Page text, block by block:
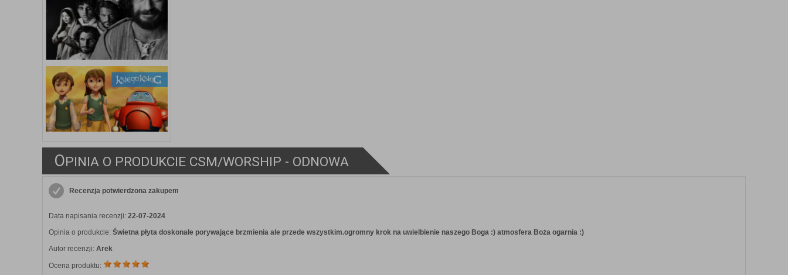
OPINIA O PRODUKCIE CSM/WORSHIP - ODNOWA
Recenzja potwierdzona zakupem
Data napisania recenzji: 22-07-2024
Opinia o produkcie: Świetna płyta doskonałe porywające brzmienia ale przede wszystkim.ogromny krok na uwielbienie naszego Boga :) atmosfera Boża ogarnia :)
Autor recenzji: Arek
Ocena produktu: